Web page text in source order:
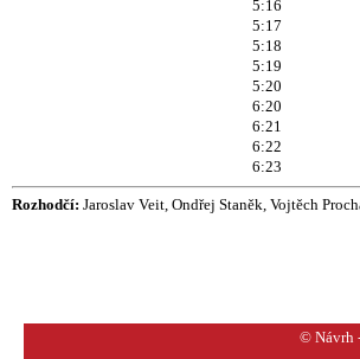
5:16
5:17
5:18
5:19
5:20
6:20
6:21
6:22
6:23
Rozhodčí: Jaroslav Veit, Ondřej Staněk, Vojtěch
© Návrh